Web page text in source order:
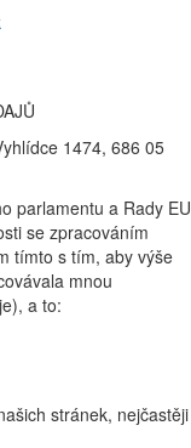
1474, 686 05
parlamentu a Rady EU
se zpracováním
tímto s tím, aby výše
mnou
a to:
stránek, nejčastěji